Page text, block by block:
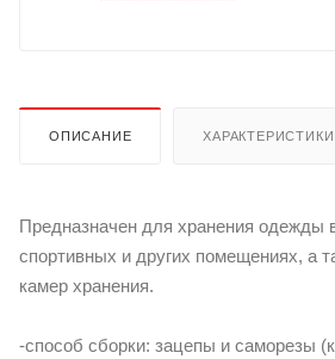
ОПИСАНИЕ ХАРАКТЕРИСТИКИ
Предназначен для хранения одежды
спортивных и других помещениях, а
камер хранения.
-способ сборки: зацепы и саморезы